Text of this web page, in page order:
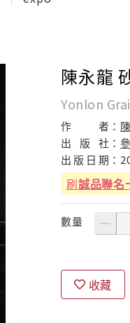
陳永龍
Yonlon
作 者：
出
版 社：
出 版 日 期：
刷誠品聯名
數量
收藏